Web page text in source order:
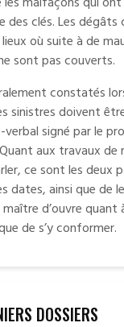
des clés. Les dégâts
où suite à de
sont pas couverts.
constatés
sinistres doivent
verbal signé par le
aux travaux de
ce sont les deux
dates, ainsi que de
d’ouvre quant
de s’y conformer.
DOSSIERS